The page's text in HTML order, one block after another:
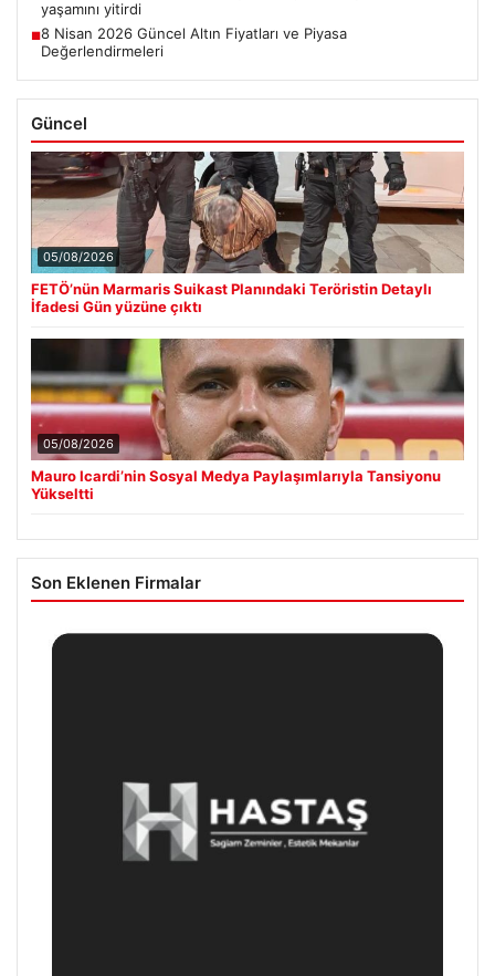
yaşamını yitirdi
■8 Nisan 2026 Güncel Altın Fiyatları ve Piyasa
Değerlendirmeleri
Güncel
05/08/2026
FETÖ’nün Marmaris Suikast Planındaki Teröristin Detaylı
İfadesi Gün yüzüne çıktı
05/08/2026
Mauro Icardi’nin Sosyal Medya Paylaşımlarıyla Tansiyonu
Yükseltti
Son Eklenen Firmalar